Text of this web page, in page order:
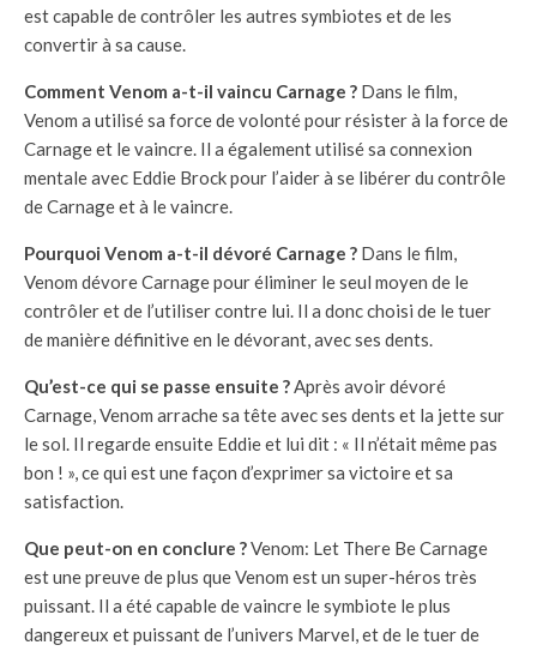
est capable de contrôler les autres symbiotes et de les
convertir à sa cause.
Comment Venom a-t-il vaincu Carnage ? Dans le film,
Venom a utilisé sa force de volonté pour résister à la force de
Carnage et le vaincre. Il a également utilisé sa connexion
mentale avec Eddie Brock pour l’aider à se libérer du contrôle
de Carnage et à le vaincre.
Pourquoi Venom a-t-il dévoré Carnage ? Dans le film,
Venom dévore Carnage pour éliminer le seul moyen de le
contrôler et de l’utiliser contre lui. Il a donc choisi de le tuer
de manière définitive en le dévorant, avec ses dents.
Qu’est-ce qui se passe ensuite ?Après avoir dévoré
Carnage, Venom arrache sa tête avec ses dents et la jette sur
le sol. Il regarde ensuite Eddie et lui dit : « Il n’était même pas
bon ! », ce qui est une façon d’exprimer sa victoire et sa
satisfaction.
Que peut-on en conclure ?Venom: Let There Be Carnage
est une preuve de plus que Venom est un super-héros très
puissant. Il a été capable de vaincre le symbiote le plus
dangereux et puissant de l’univers Marvel, et de le tuer de